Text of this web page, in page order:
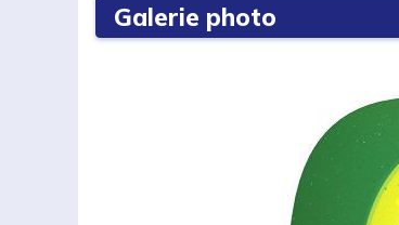
Galerie photo